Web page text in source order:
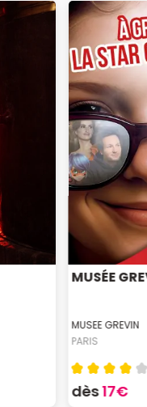
MUSÉE
MUSEE GREVIN
PARIS
dès17€